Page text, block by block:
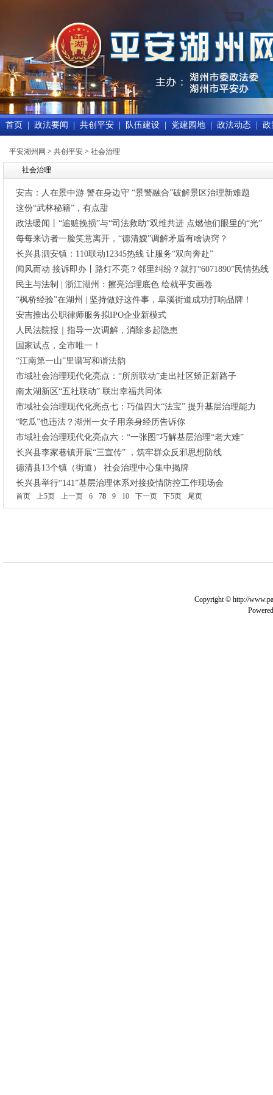
首页 政法要闻 共创平安 队伍建设 党建园地 政法动态 政
平安湖州网 > 共创平安 > 社会治理
社会治理
安吉：人在景中游 警在身边守 “景警融合”破解景区治理新难题
这份“武林秘籍”，有点甜
政法暖闻丨“追赃挽损”与“司法救助”双维共进 点燃他们眼里的“光”
每每来访者一脸笑意离开，“德清嫂”调解矛盾有啥诀窍？
长兴县泗安镇：110联动12345热线 让服务“双向奔赴”
闻风而动 接诉即办丨路灯不亮？邻里纠纷？就打“6071890”民情热线
民主与法制 | 浙江湖州：擦亮治理底色 绘就平安画卷
“枫桥经验”在湖州 | 坚持做好这件事，阜溪街道成功打响品牌！
安吉推出公职律师服务拟IPO企业新模式
人民法院报｜指导一次调解，消除多起隐患
国家试点，全市唯一！
“江南第一山”里谱写和谐法韵
市域社会治理现代化亮点：“所所联动”走出社区矫正新路子
南太湖新区“五社联动” 联出幸福共同体
市域社会治理现代化亮点七：巧借四大“法宝” 提升基层治理能力
“吃瓜”也违法？湖州一女子用亲身经历告诉你
市域社会治理现代化亮点六：“一张图”巧解基层治理“老大难”
长兴县李家巷镇开展“三宣传” ，筑牢群众反邪思想防线
德清县13个镇（街道） 社会治理中心集中揭牌
长兴县举行“141”基层治理体系对接疫情防控工作现场会
首页 上5页 上一页 6 78 9 10 下一页 下5页 尾页
Copyright © http://